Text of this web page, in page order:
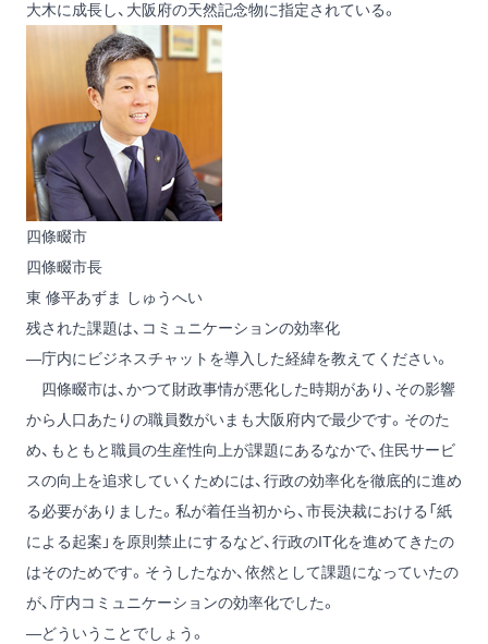
大木に成長し、大阪府の天然記念物に指定されている。
四條畷市
四條畷市長
東 修平あずま しゅうへい
残された課題は、コミュニケーションの効率化
―庁内にビジネスチャットを導入した経緯を教えてください。
四條畷市は、かつて財政事情が悪化した時期があり、その影響
から人口あたりの職員数がいまも大阪府内で最少です。そのた
め、もともと職員の生産性向上が課題にあるなかで、住民サービ
スの向上を追求していくためには、行政の効率化を徹底的に進め
る必要がありました。私が着任当初から、市長決裁における「紙
による起案」を原則禁止にするなど、行政のIT化を進めてきたの
はそのためです。そうしたなか、依然として課題になっていたの
が、庁内コミュニケーションの効率化でした。
―どういうことでしょう。